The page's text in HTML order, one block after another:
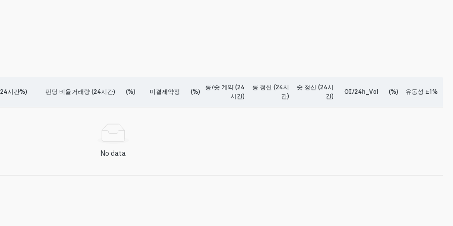
시간%) 펀딩 비율 거래량 (24시간) (%) 미결제약정 (%)
롱/숏 계약 (24
시간)
롱 청산 (24시
간)
숏 청산 (24시
간)
OI/24h_Vol (%) 유동성 ±1%
No data